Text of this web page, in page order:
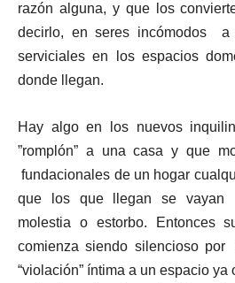
razón alguna, y que los
decirlo, en seres incómodos
serviciales en los espacios
donde llegan.
Hay algo en los nuevos
”romplón” a una casa y que
fundacionales de un hogar
que los que llegan se vayan
molestia o estorbo. Entonces
comienza siendo silencioso
“violación” íntima a un espacio ya